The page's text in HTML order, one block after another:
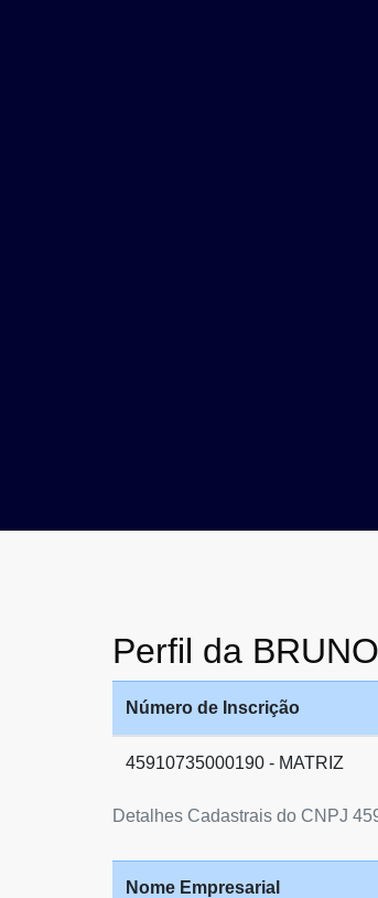
Perfil da
Detalhes Cadastrais do CNPJ
Número de Inscrição
45910735000190 - MATRIZ
Nome Empresarial